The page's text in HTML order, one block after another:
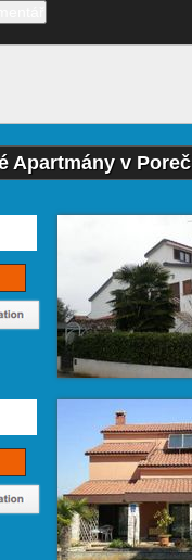
Apartmány v Poreč